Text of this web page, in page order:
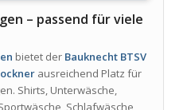
– passend für viele
bietet der Bauknecht BTSV
ausreichend Platz für
Shirts, Unterwäsche,
Schlafwäsche